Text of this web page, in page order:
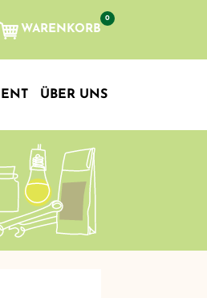
WARENKORB
0
ÜBER UNS